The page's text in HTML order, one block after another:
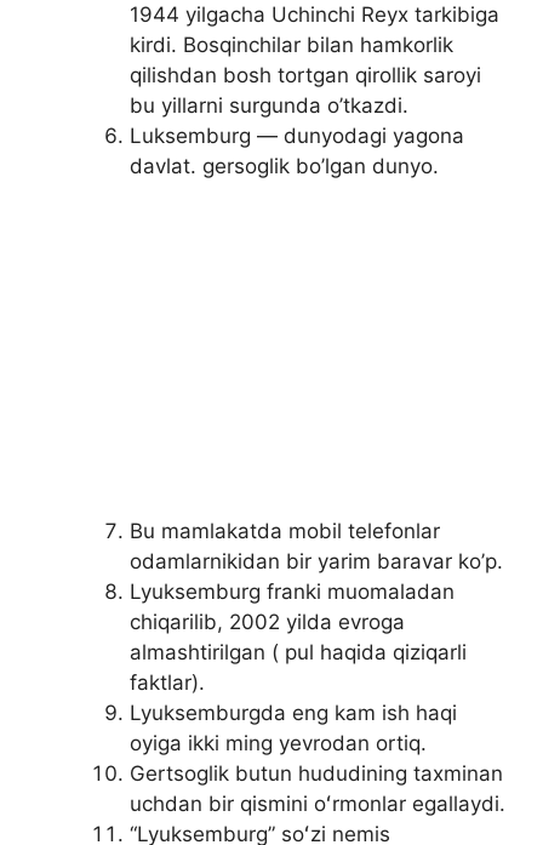
1944 yilgacha Uchinchi Reyx tarkibiga
kirdi. Bosqinchilar bilan hamkorlik
qilishdan bosh tortgan qirollik saroyi
bu yillarni surgunda o’tkazdi.
Luksemburg — dunyodagi yagona
davlat. gersoglik bo’lgan dunyo.
Bu mamlakatda mobil telefonlar
odamlarnikidan bir yarim baravar ko’p.
Lyuksemburg franki muomaladan
chiqarilib, 2002 yilda evroga
almashtirilgan ( pul haqida qiziqarli
faktlar).
Lyuksemburgda eng kam ish haqi
oyiga ikki ming yevrodan ortiq.
Gertsoglik butun hududining taxminan
uchdan bir qismini oʻrmonlar egallaydi.
“Lyuksemburg” soʻzi nemis